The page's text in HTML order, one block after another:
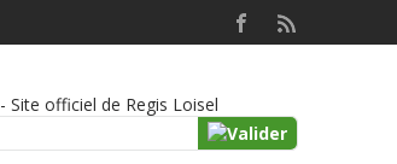
- Site officiel de Regis Loisel